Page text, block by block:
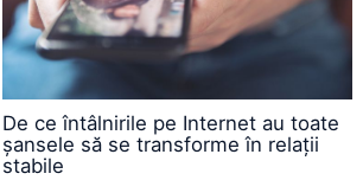
De ce întâlnirile pe Internet au toate
șansele să se transforme în relații
stabile